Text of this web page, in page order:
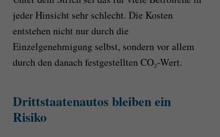
jeder Hinsicht sehr schlecht. Die Kosten
entstehen nicht nur durch die
Einzelgenehmigung selbst, sondern vor allem
durch den danach festgestellten CO₂-Wert.
Drittstaatenautos bleiben ein
Risiko